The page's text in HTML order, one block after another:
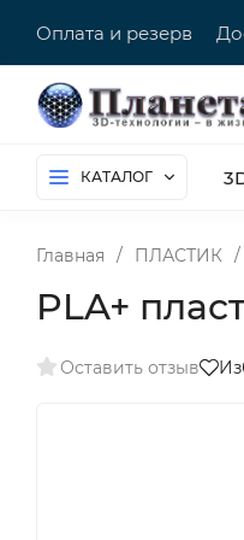
Оплата и резерв
КАТАЛОГ
Главная / ПЛАСТИК /
PLA+
Оставить отзыв